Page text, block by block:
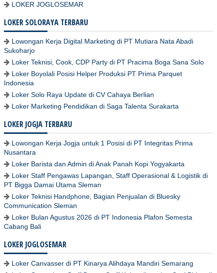
LOKER JOGLOSEMAR
LOKER SOLORAYA TERBARU
Lowongan Kerja Digital Marketing di PT Mutiara Nata Abadi
Sukoharjo
Loker Teknisi, Cook, CDP Party di PT Pracima Boga Sana Solo
Loker Boyolali Posisi Helper Produksi PT Prima Parquet
Indonesia
Loker Solo Raya Update di CV Cahaya Berlian
Loker Marketing Pendidikan di Saga Talenta Surakarta
LOKER JOGJA TERBARU
Lowongan Kerja Jogja untuk 1 Posisi di PT Integritas Prima
Nusantara
Loker Barista dan Admin di Anak Panah Kopi Yogyakarta
Loker Staff Pengawas Lapangan, Staff Operasional & Logistik di
PT Bigga Damai Utama Sleman
Loker Teknisi Handphone, Bagian Penjualan di Bluesky
Communication Sleman
Loker Bulan Agustus 2026 di PT Indonesia Plafon Semesta
Cabang Bali
LOKER JOGLOSEMAR
Loker Canvasser di PT Kinarya Alihdaya Mandiri Semarang